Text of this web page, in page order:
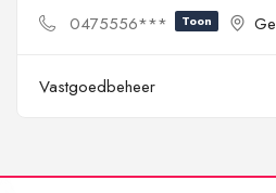
0475556***
Toon
Vastgoedbeheer